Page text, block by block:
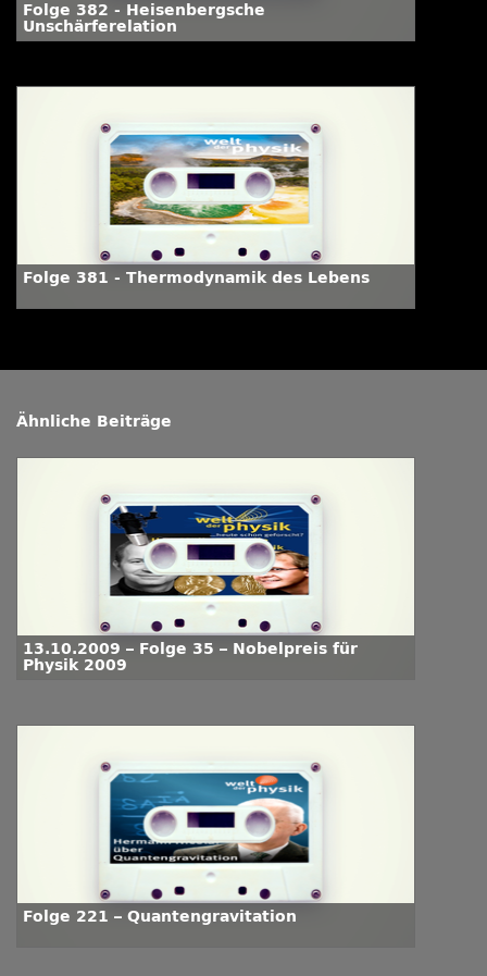
Folge 382 - Heisenbergsche
Unschärferelation
Folge 381 - Thermodynamik des Lebens
Ähnliche Beiträge
13.10.2009 – Folge 35 – Nobelpreis für
Physik 2009
Folge 221 – Quantengravitation